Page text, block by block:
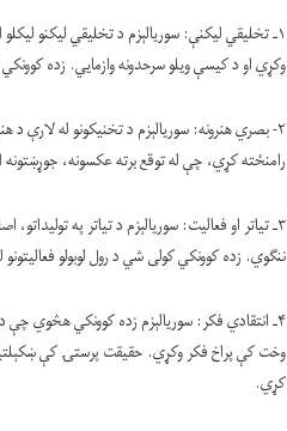
۱ـ تخلیقي لیکنې: سوریالېزم د تخلیقي لیکنو
وکړي او د کیسې ویلو سرحدونه وازمايي. زده
۲- بصري هنرونه: سوریالېزم د تخنیکونو له لارې
رامنځته کړي، چې له توقع برته عکسونه،
۳ـ تیاتر او فعالیت: سوریالېزم د تیاتر په
ننګوي. زده کوونکي کولی شي د رول لوبولو
۴ـ‌ انتقادي فکر: سوریالېزم زده کوونکي هڅوي چې
وخت کې پراخ فکر وکړي. حقیقت پرستۍ کې
کړي.